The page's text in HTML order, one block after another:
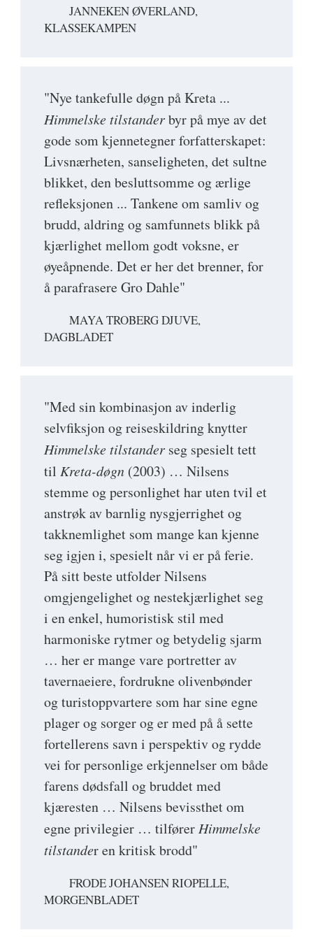
JANNEKEN ØVERLAND,
KLASSEKAMPEN
"Nye tankefulle døgn på Kreta ...
Himmelske tilstanderbyr på mye av det
gode som kjennetegner forfatterskapet:
Livsnærheten, sanseligheten, det sultne
blikket, den besluttsomme og ærlige
refleksjonen ... Tankene om samliv og
brudd, aldring og samfunnets blikk på
kjærlighet mellom godt voksne, er
øyeåpnende. Det er her det brenner, for
å parafrasere Gro Dahle"
MAYA TROBERG DJUVE,
DAGBLADET
"Med sin kombinasjon av inderlig
selvfiksjon og reiseskildring knytter
Himmelske tilstander seg spesielt tett
til Kreta-døgn (2003) … Nilsens
stemme og personlighet har uten tvil et
anstrøk av barnlig nysgjerrighet og
takknemlighet som mange kan kjenne
seg igjen i, spesielt når vi er på ferie.
På sitt beste utfolder Nilsens
omgjengelighet og nestekjærlighet seg
i en enkel, humoristisk stil med
harmoniske rytmer og betydelig sjarm
… her er mange vare portretter av
tavernaeiere, fordrukne olivenbønder
og turistoppvartere som har sine egne
plager og sorger og er med på å sette
fortellerens savn i perspektiv og rydde
vei for personlige erkjennelser om både
farens dødsfall og bruddet med
kjæresten … Nilsens bevissthet om
egne privilegier … tilfører Himmelske
tilstander en kritisk brodd"
FRODE JOHANSEN RIOPELLE,
MORGENBLADET